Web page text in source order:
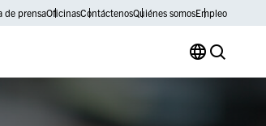
de prensaOficinasContáctenosQuiénes somosEmpleo